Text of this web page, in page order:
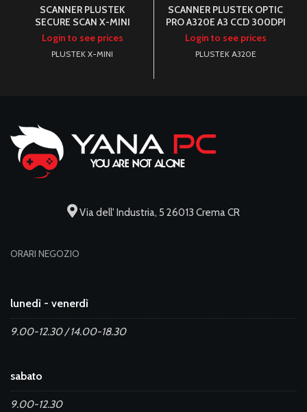
SCANNER PLUSTEK
SECURE SCAN X-MINI
PASSAPORT CMOS White
LED / IR LED 5Megap
Login to see prices
PLUSTEK X-MINI
SCANNER PLUSTEK OPTIC
PRO A320E A3 CCD 300DPI
SUPP.MAC
Login to see prices
PLUSTEK A320E
Via dell' Industria, 5 26013 Crema CR
ORARI NEGOZIO
lunedì - venerdì
9.00-12.30 / 14.00-18.30
sabato
9.00-12.30